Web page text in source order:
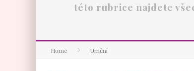
této rubrice najdete
Home Umění